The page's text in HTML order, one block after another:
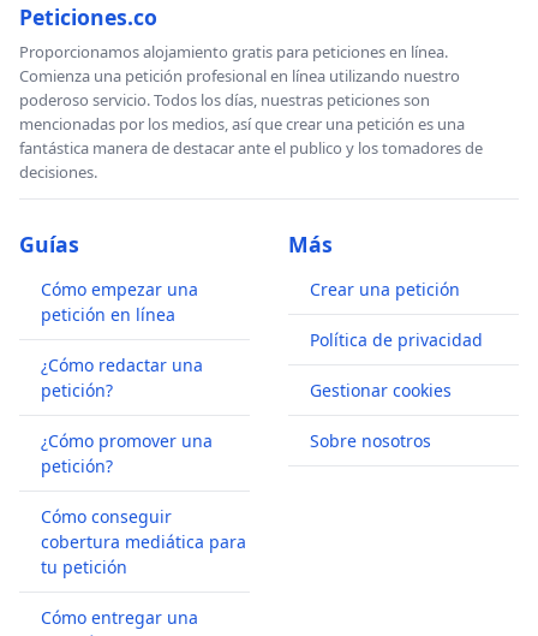
Peticiones.co
Proporcionamos alojamiento gratis para peticiones en línea.
Comienza una petición profesional en línea utilizando nuestro
poderoso servicio. Todos los días, nuestras peticiones son
mencionadas por los medios, así que crear una petición es una
fantástica manera de destacar ante el publico y los tomadores de
decisiones.
Guías
Cómo empezar una
petición en línea
¿Cómo redactar una
petición?
¿Cómo promover una
petición?
Cómo conseguir
cobertura mediática para
tu petición
Cómo entregar una
Más
Crear una petición
Política de privacidad
Gestionar cookies
Sobre nosotros